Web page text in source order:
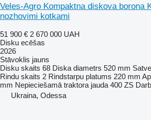
Veles-Agro Kompaktna diskova borona
nozhovimi kotkami
51 900 € 2 670 000 UAH
Disku ecēšas
2026
Stāvoklis jauns
Disku skaits 68 Diska diametrs 520 mm
Rindu skaits 2 Rindstarpu platums 220 mm
mm Nepieciešamā traktora jauda 400 ZS
Ukraina, Odessa